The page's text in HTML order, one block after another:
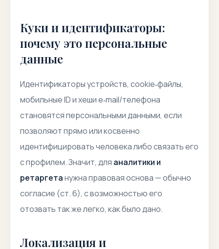
Куки и идентификаторы:
почему это персональные
данные
Идентификаторы устройств, cookie‑файлы,
мобильные ID и хеши e‑mail/телефона
становятся персональными данными, если
позволяют прямо или косвенно
идентифицировать человека либо связать его
с профилем. Значит, для аналитики и
ретаргетанужна правовая основа — обычно
согласие (ст. 6), с возможностью его
отозвать так же легко, как было дано.
Локализация и